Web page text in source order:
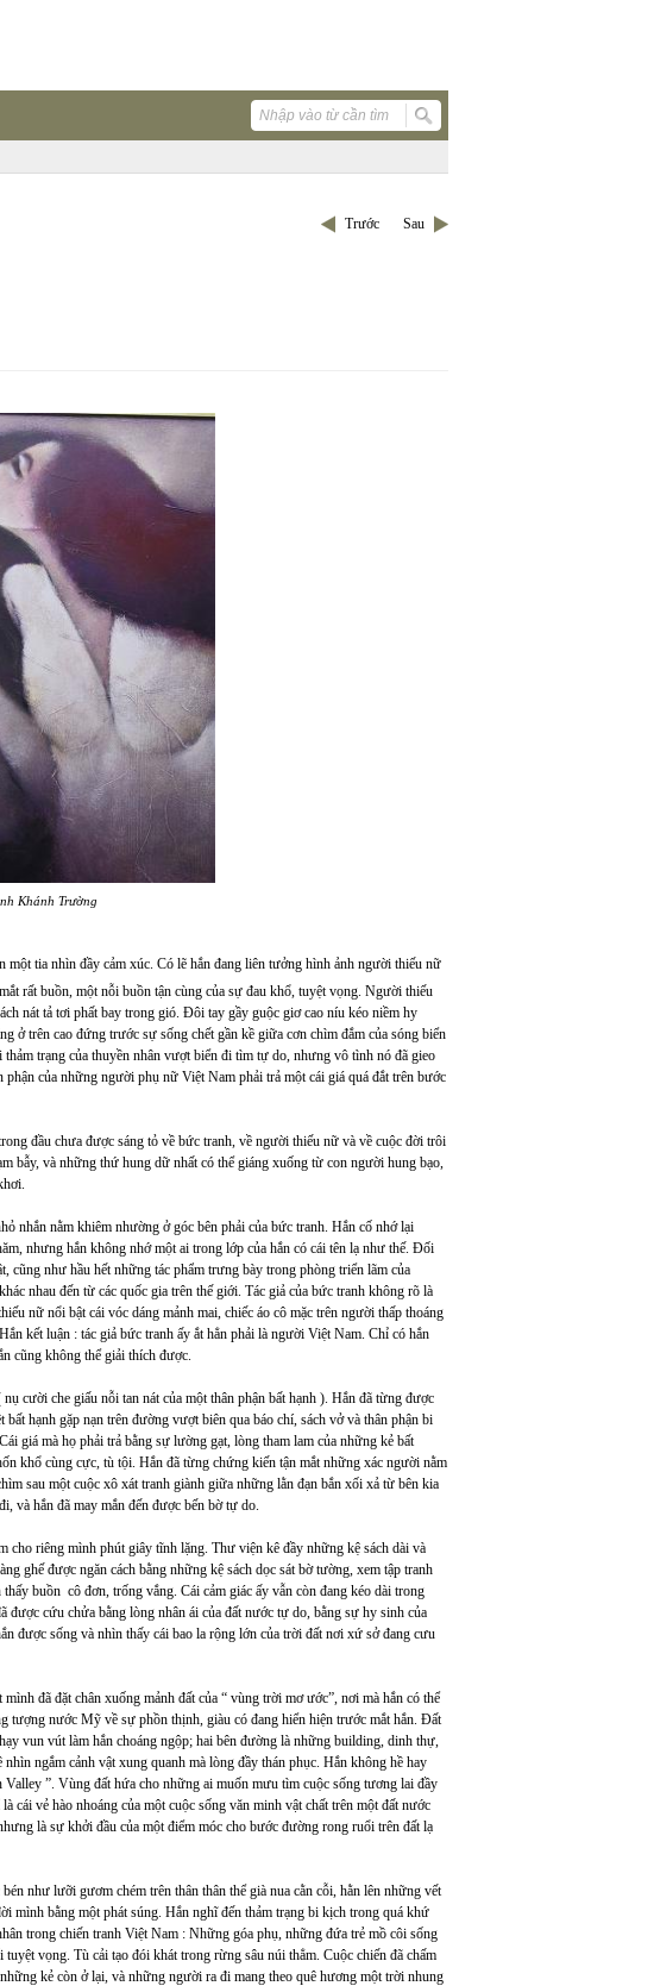
Trước Sau
Khánh Trường
một tia nhìn đầy cảm xúc. Có lẽ hắn đang liên tưởng hình ảnh người thiếu nữ
rất buồn, một nỗi buồn tận cùng của sự đau khổ, tuyệt vọng. Người thiếu
nát tả tơi phất bay trong gió. Đôi tay gầy guộc giơ cao níu kéo niềm hy
ở trên cao đứng trước sự sống chết gần kề giữa cơn chìm đắm của sóng biển
trạng của thuyền nhân vượt biển đi tìm tự do, nhưng vô tình nó đã gieo
của những người phụ nữ Việt Nam phải trả một cái giá quá đắt trên bước
đầu chưa được sáng tỏ về bức tranh, về người thiếu nữ và về cuộc đời trôi
bẫy, và những thứ hung dữ nhất có thể giáng xuống từ con người hung bạo,
nhắn nằm khiêm nhường ở góc bên phải của bức tranh. Hắn cố nhớ lại
nhưng hắn không nhớ một ai trong lớp của hắn có cái tên lạ như thế. Đối
cũng như hầu hết những tác phẩm trưng bày trong phòng triển lãm của
nhau đến từ các quốc gia trên thế giới. Tác giả của bức tranh không rõ là
nữ nổi bật cái vóc dáng mảnh mai, chiếc áo cô mặc trên người thấp thoáng
kết luận : tác giả bức tranh ấy ắt hẳn phải là người Việt Nam. Chỉ có hắn
cũng không thể giải thích được.
cười che giấu nỗi tan nát của một thân phận bất hạnh ). Hắn đã từng được
hạnh gặp nạn trên đường vượt biên qua báo chí, sách vở và thân phận bi
giá mà họ phải trả bằng sự lường gạt, lòng tham lam của những kẻ bất
khổ cùng cực, tù tội. Hắn đã từng chứng kiến tận mắt những xác người nằm
sau một cuộc xô xát tranh giành giữa những lằn đạn bắn xối xả từ bên kia
và hắn đã may mắn đến được bến bờ tự do.
riêng mình phút giây tĩnh lặng. Thư viện kê đầy những kệ sách dài và
ghế được ngăn cách bằng những kệ sách dọc sát bờ tường, xem tập tranh
buồn cô đơn, trống vắng. Cái cảm giác ấy vẫn còn đang kéo dài trong
cứu chửa bằng lòng nhân ái của đất nước tự do, bằng sự hy sinh của
được sống và nhìn thấy cái bao la rộng lớn của trời đất nơi xứ sở đang cưu
đã đặt chân xuống mảnh đất của “ vùng trời mơ ước”, nơi mà hắn có thể
tượng nước Mỹ về sự phồn thịnh, giàu có đang hiển hiện trước mắt hắn. Đất
vun vút làm hắn choáng ngộp; hai bên đường là những building, dinh thự,
ngắm cảnh vật xung quanh mà lòng đầy thán phục. Hắn không hề hay
”. Vùng đất hứa cho những ai muốn mưu tìm cuộc sống tương lai đầy
cái vẻ hào nhoáng của một cuộc sống văn minh vật chất trên một đất nước
là sự khởi đầu của một điểm móc cho bước đường rong ruổi trên đất lạ
như lưỡi gươm chém trên thân thân thể già nua cằn cỗi, hằn lên những vết
mình bằng một phát súng. Hắn nghĩ đến thảm trạng bi kịch trong quá khứ
trong chiến tranh Việt Nam : Những góa phụ, những đứa trẻ mồ côi sống
vọng. Tù cải tạo đói khát trong rừng sâu núi thẳm. Cuộc chiến đã chấm
kẻ còn ở lại, và những người ra đi mang theo quê hương một trời nhung